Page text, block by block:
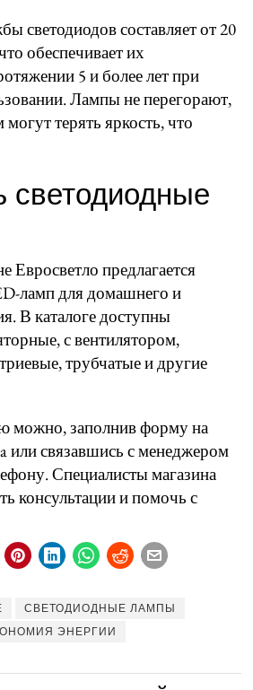
светодиодов составляет от 20
обеспечивает их
5 и более лет при
Лампы не перегорают,
терять яркость, что
светодиодные
Евросветло предлагается
ламп для домашнего и
В каталоге доступны
с вентилятором,
трубчатые и другие
можно, заполнив форму на
или связавшись с менеджером
Специалисты магазина
консультации и помочь с
СВЕТОДИОДНЫЕ ЛАМПЫ
ЭНЕРГИИ